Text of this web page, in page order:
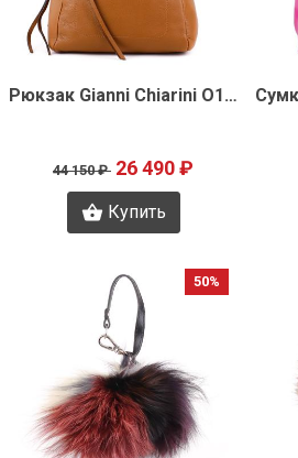
Быстрый просмотр Рюкзак Gianni Chiarini O1424
44 150 ₽ 26 490 ₽
Купить
50%